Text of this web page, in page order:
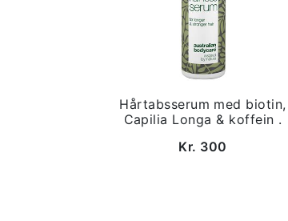
Hårtabsserum med biotin,
Capilia Longa & koffein .
Kr. 300